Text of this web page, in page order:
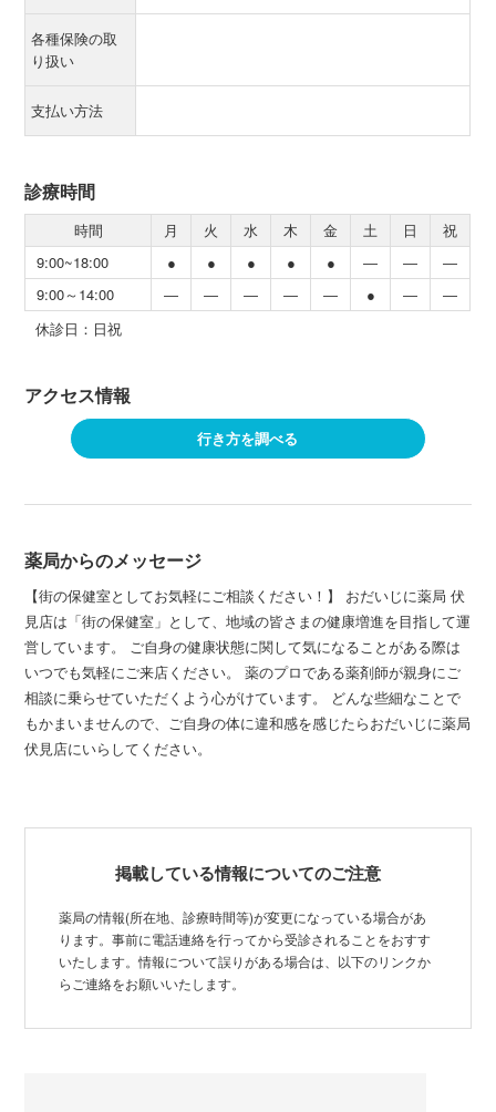
各種保険の取
り扱い
支払い方法
診療時間
時間 月 火 水 木 金 土 日
祝
9:00~18:00
● ● ● ● ● ― ―
―
9:00～14:00
― ― ― ― ― ● ―
―
休診日：日祝
アクセス情報
行き方を調べる
薬局からのメッセージ
【街の保健室としてお気軽にご相談ください！】 おだいじに薬局 伏
見店は「街の保健室」として、地域の皆さまの健康増進を目指して運
営しています。 ご自身の健康状態に関して気になることがある際は
いつでも気軽にご来店ください。 薬のプロである薬剤師が親身にご
相談に乗らせていただくよう心がけています。 どんな些細なことで
もかまいませんので、ご自身の体に違和感を感じたらおだいじに薬局
伏見店にいらしてください。
掲載している情報についてのご注意
薬局の情報(所在地、診療時間等)が変更になっている場合があ
ります。事前に電話連絡を行ってから受診されることをおすす
いたします。情報について誤りがある場合は、以下のリンクか
らご連絡をお願いいたします。